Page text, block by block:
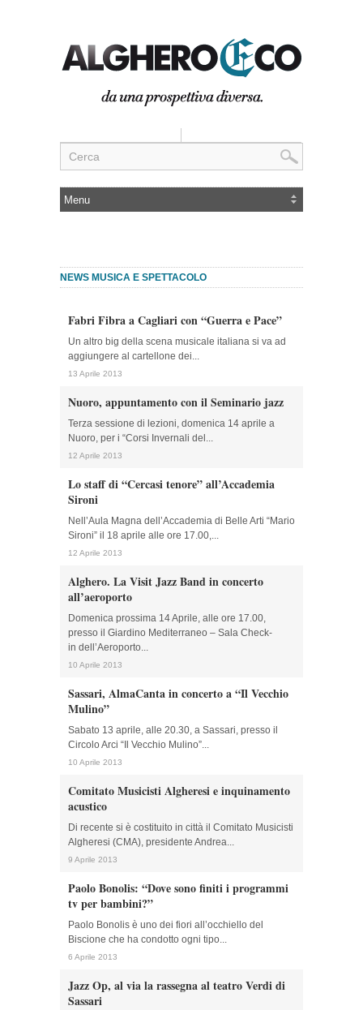
NEWS MUSICA E SPETTACOLO
Fabri Fibra a Cagliari con “Guerra e Pace”
Un altro big della scena musicale italiana si va ad
aggiungere al cartellone dei...
13 Aprile 2013
Nuoro, appuntamento con il Seminario jazz
Terza sessione di lezioni, domenica 14 aprile a
Nuoro, per i “Corsi Invernali del...
12 Aprile 2013
Lo staff di “Cercasi tenore” all’Accademia
Sironi
Nell’Aula Magna dell’Accademia di Belle Arti “Mario
Sironi” il 18 aprile alle ore 17.00,...
12 Aprile 2013
Alghero. La Visit Jazz Band in concerto
all’aeroporto
Domenica prossima 14 Aprile, alle ore 17.00,
presso il Giardino Mediterraneo – Sala Check-
in dell’Aeroporto...
10 Aprile 2013
Sassari, AlmaCanta in concerto a “Il Vecchio
Mulino”
Sabato 13 aprile, alle 20.30, a Sassari, presso il
Circolo Arci “Il Vecchio Mulino”...
10 Aprile 2013
Comitato Musicisti Algheresi e inquinamento
acustico
Di recente si è costituito in città il Comitato Musicisti
Algheresi (CMA), presidente Andrea...
9 Aprile 2013
Paolo Bonolis: “Dove sono finiti i programmi
tv per bambini?”
Paolo Bonolis è uno dei fiori all’occhiello del
Biscione che ha condotto ogni tipo...
6 Aprile 2013
Jazz Op, al via la rassegna al teatro Verdi di
Sassari